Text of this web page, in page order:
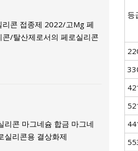
리콘 접종제 2022/고Mg 페
콘/탈산제로서의 페로실리콘
리콘 마그네슘 합금 마그네
실리콘용 결상화제
등